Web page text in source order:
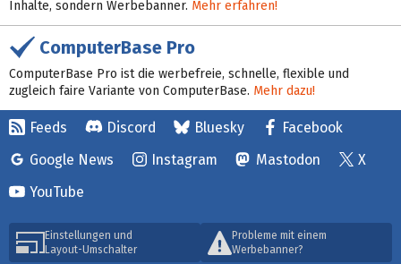
Inhalte, sondern Werbebanner. Mehr erfahren!
ComputerBase Pro
ComputerBase Pro ist die werbefreie, schnelle, flexible und
zugleich faire Variante von ComputerBase. Mehr dazu!
Feeds Discord Bluesky
Facebook
Google News
Instagram Mastodon
X
YouTube
Einstellungen und
Layout-Umschalter
Probleme mit einem
Werbebanner?